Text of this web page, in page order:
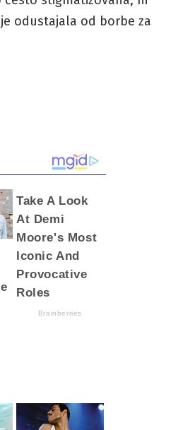
odustajala od borbe za